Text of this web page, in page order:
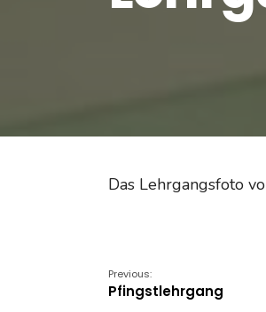
Das Lehrgangsfoto
Previous:
Pfingstlehrgang